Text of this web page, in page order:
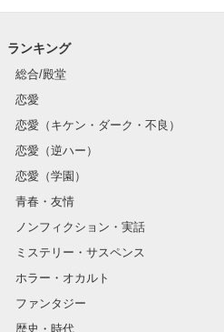
ランキング
総合/殿堂
恋愛
恋愛（キケン・ダーク・不良）
恋愛（逆ハー）
恋愛（学園）
青春・友情
ノンフィクション・実話
ミステリー・サスペンス
ホラー・オカルト
ファンタジー
歴史・時代